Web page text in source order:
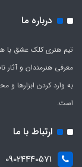
درباره ما
معرفی هنرمندان و آثار
به وارد کردن ابزارها
است.
ارتباط با ما
09024440571